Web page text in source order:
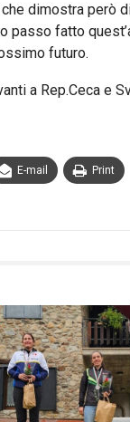
dimostra però
fatto
futuro.
a Rep.Ceca e
E-mail Print